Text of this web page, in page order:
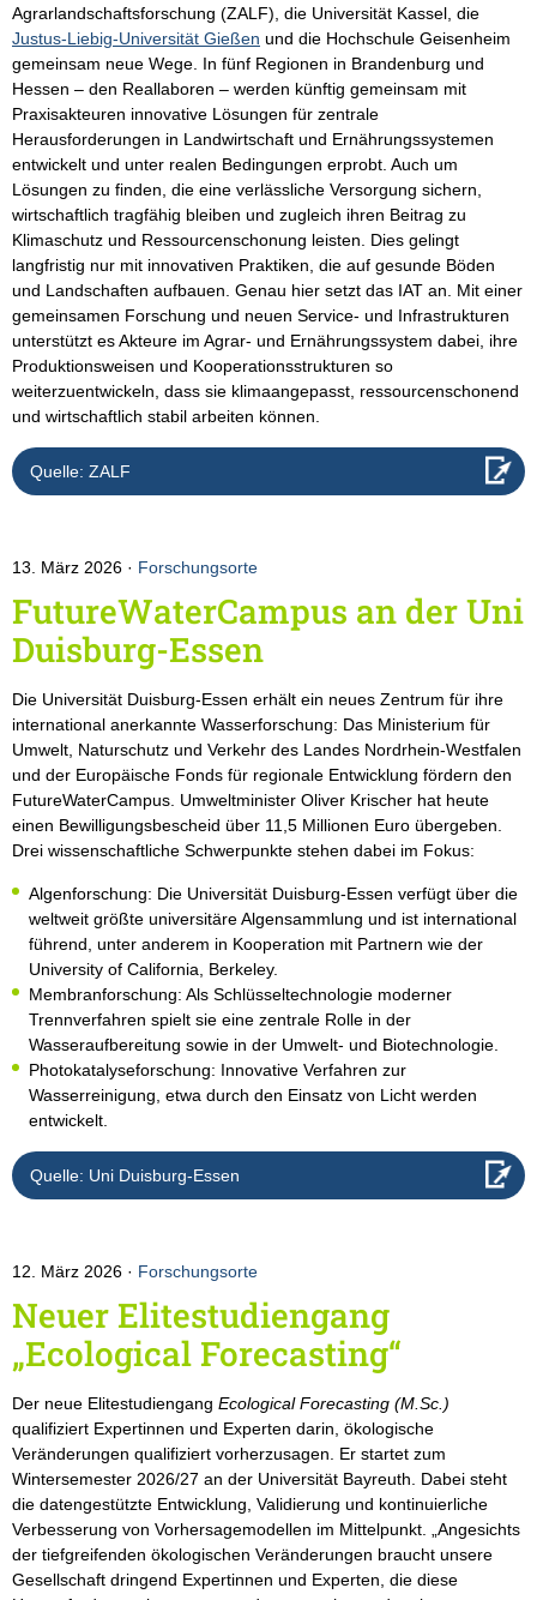
Agrarlandschaftsforschung (ZALF), die Universität Kassel, die
Justus-Liebig-Universität Gießen und die Hochschule Geisenheim
gemeinsam neue Wege. In fünf Regionen in Brandenburg und
Hessen – den Reallaboren – werden künftig gemeinsam mit
Praxisakteuren innovative Lösungen für zentrale
Herausforderungen in Landwirtschaft und Ernährungssystemen
entwickelt und unter realen Bedingungen erprobt. Auch um
Lösungen zu finden, die eine verlässliche Versorgung sichern,
wirtschaftlich tragfähig bleiben und zugleich ihren Beitrag zu
Klimaschutz und Ressourcenschonung leisten. Dies gelingt
langfristig nur mit innovativen Praktiken, die auf gesunde Böden
und Landschaften aufbauen. Genau hier setzt das IAT an. Mit einer
gemeinsamen Forschung und neuen Service- und Infrastrukturen
unterstützt es Akteure im Agrar- und Ernährungssystem dabei, ihre
Produktionsweisen und Kooperationsstrukturen so
weiterzuentwickeln, dass sie klimaangepasst, ressourcenschonend
und wirtschaftlich stabil arbeiten können.
Quelle: ZALF
13. März 2026 Forschungsorte
FutureWaterCampus an der Uni
Duisburg-Essen
Die Universität Duisburg-Essen erhält ein neues Zentrum für ihre
international anerkannte Wasserforschung: Das Ministerium für
Umwelt, Naturschutz und Verkehr des Landes Nordrhein-Westfalen
und der Europäische Fonds für regionale Entwicklung fördern den
FutureWaterCampus. Umweltminister Oliver Krischer hat heute
einen Bewilligungsbescheid über 11,5 Millionen Euro übergeben.
Drei wissenschaftliche Schwerpunkte stehen dabei im Fokus:
Algenforschung: Die Universität Duisburg-Essen verfügt über die
weltweit größte universitäre Algensammlung und ist international
führend, unter anderem in Kooperation mit Partnern wie der
University of California, Berkeley.
Membranforschung: Als Schlüsseltechnologie moderner
Trennverfahren spielt sie eine zentrale Rolle in der
Wasseraufbereitung sowie in der Umwelt- und Biotechnologie.
Photokatalyseforschung: Innovative Verfahren zur
Wasserreinigung, etwa durch den Einsatz von Licht werden
entwickelt.
Quelle: Uni Duisburg-Essen
12. März 2026 Forschungsorte
Neuer Elitestudiengang
„Ecological Forecasting“
Der neue Elitestudiengang Ecological Forecasting (M.Sc.)
qualifiziert Expertinnen und Experten darin, ökologische
Veränderungen qualifiziert vorherzusagen. Er startet zum
Wintersemester 2026/27 an der Universität Bayreuth. Dabei steht
die datengestützte Entwicklung, Validierung und kontinuierliche
Verbesserung von Vorhersagemodellen im Mittelpunkt. „Angesichts
der tiefgreifenden ökologischen Veränderungen braucht unsere
Gesellschaft dringend Expertinnen und Experten, die diese